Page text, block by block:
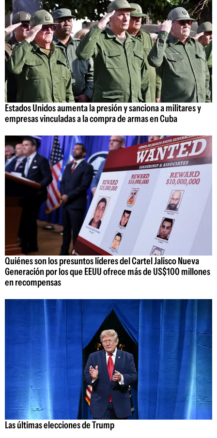
Estados Unidos aumenta la presión y sanciona a militares y
empresas vinculadas a la compra de armas en Cuba
Quiénes son los presuntos líderes del Cartel Jalisco Nueva
Generación por los que EEUU ofrece más de US$100 millones
en recompensas
Las últimas elecciones de Trump